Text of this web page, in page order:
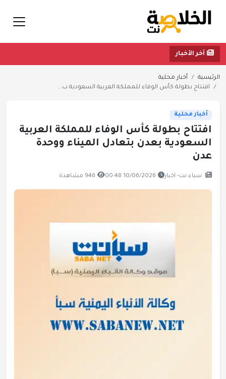
آخر الأخبار
الرئيسية
أخبار محلية
افتتاح بطولة كأس الوفاء للمملكة العربية السعودية ب...
أخبار محلية
افتتاح بطولة كأس الوفاء للمملكة العربية
السعودية بعدن بتعادل الميناء ووحدة
عدن
سباء نت- اخبار 10/06/2026 00:48 946 مشاهدة